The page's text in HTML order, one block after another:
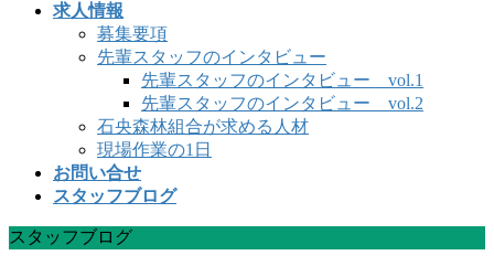
求人情報
募集要項
先輩スタッフのインタビュー
先輩スタッフのインタビュー vol.1
先輩スタッフのインタビュー vol.2
石央森林組合が求める人材
現場作業の1日
お問い合せ
スタッフブログ
スタッフブログ